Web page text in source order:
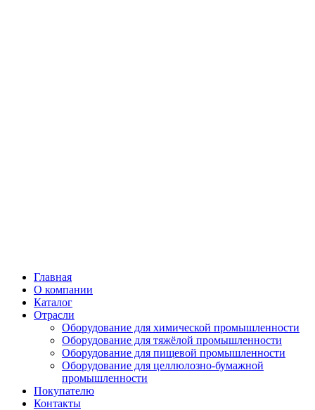
Главная
О компании
Каталог
Отрасли
Оборудование для химической промышленности
Оборудование для тяжёлой промышленности
Оборудование для пищевой промышленности
Оборудование для целлюлозно-бумажной
промышленности
Покупателю
Контакты